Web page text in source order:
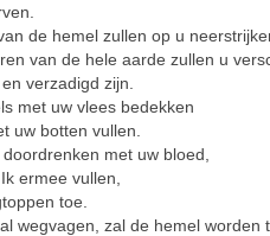
de hemel zullen op u
van de hele aarde zullen u
verzadigd zijn.
met uw vlees bedekken
uw botten vullen.
met uw bloed,
ermee vullen,
toe.
wegvagen, zal de hemel worden